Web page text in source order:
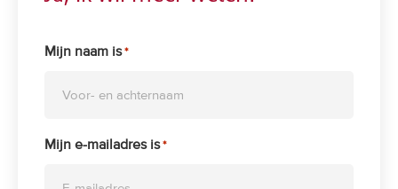
Mijn naam is *
Mijn e-mailadres is *